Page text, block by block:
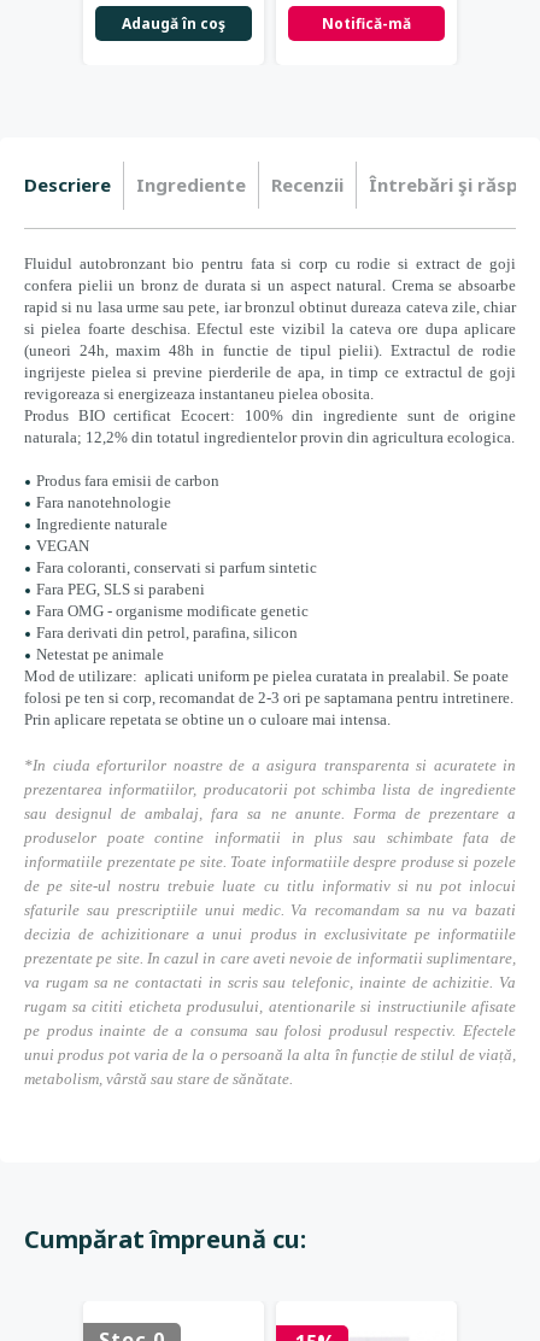
Adaugă în coş Notifică-mă
Descriere Ingrediente Recenzii Întrebări şi
Fluidul autobronzant bio pentru fata si corp cu rodie si extract de goji
confera pielii un bronz de durata si un aspect natural. Crema se absoarbe
rapid si nu lasa urme sau pete, iar bronzul obtinut dureaza cateva zile, chiar
si pielea foarte deschisa. Efectul este vizibil la cateva ore dupa aplicare
(uneori 24h, maxim 48h in functie de tipul pielii). Extractul de rodie
ingrijeste pielea si previne pierderile de apa, in timp ce extractul de goji
revigoreaza si energizeaza instantaneu pielea obosita.
Produs BIO certificat Ecocert: 100% din ingrediente sunt de origine
naturala; 12,2% din totatul ingredientelor provin din agricultura ecologica.
Produs fara emisii de carbon
Fara nanotehnologie
Ingrediente naturale
VEGAN
Fara coloranti, conservati si parfum sintetic
Fara PEG, SLS si parabeni
Fara OMG - organisme modificate genetic
Fara derivati din petrol, parafina, silicon
Netestat pe animale
Mod de utilizare: aplicati uniform pe pielea curatata in prealabil. Se poate
folosi pe ten si corp, recomandat de 2-3 ori pe saptamana pentru intretinere.
Prin aplicare repetata se obtine un o culoare mai intensa.
*In ciuda eforturilor noastre de a asigura transparenta si acuratete in
prezentarea informatiilor, producatorii pot schimba lista de ingrediente
sau designul de ambalaj, fara sa ne anunte. Forma de prezentare a
produselor poate contine informatii in plus sau schimbate fata de
informatiile prezentate pe site. Toate informatiile despre produse si pozele
de pe site-ul nostru trebuie luate cu titlu informativ si nu pot inlocui
sfaturile sau prescriptiile unui medic. Va recomandam sa nu va bazati
decizia de achizitionare a unui produs in exclusivitate pe informatiile
prezentate pe site. In cazul in care aveti nevoie de informatii suplimentare,
va rugam sa ne contactati in scris sau telefonic, inainte de achizitie. Va
rugam sa cititi eticheta produsului, atentionarile si instructiunile afisate
pe produs inainte de a consuma sau folosi produsul respectiv. Efectele
unui produs pot varia de la o persoană la alta în funcție de stilul de viață,
metabolism, vârstă sau stare de sănătate.
Cumpărat împreună cu: